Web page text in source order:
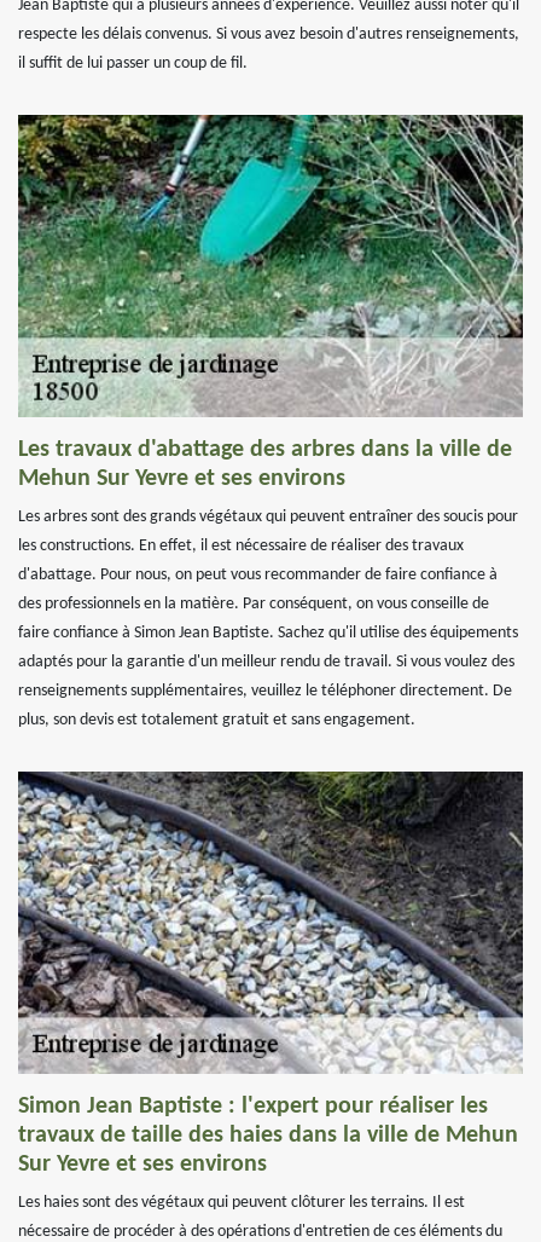
Jean Baptiste qui a plusieurs années d'expérience. Veuillez aussi noter qu'il
respecte les délais convenus. Si vous avez besoin d'autres renseignements,
il suffit de lui passer un coup de fil.
Les travaux d'abattage des arbres dans la ville de
Mehun Sur Yevre et ses environs
Les arbres sont des grands végétaux qui peuvent entraîner des soucis pour
les constructions. En effet, il est nécessaire de réaliser des travaux
d'abattage. Pour nous, on peut vous recommander de faire confiance à
des professionnels en la matière. Par conséquent, on vous conseille de
faire confiance à Simon Jean Baptiste. Sachez qu'il utilise des équipements
adaptés pour la garantie d'un meilleur rendu de travail. Si vous voulez des
renseignements supplémentaires, veuillez le téléphoner directement. De
plus, son devis est totalement gratuit et sans engagement.
Simon Jean Baptiste : l'expert pour réaliser les
travaux de taille des haies dans la ville de Mehun
Sur Yevre et ses environs
Les haies sont des végétaux qui peuvent clôturer les terrains. Il est
nécessaire de procéder à des opérations d'entretien de ces éléments du